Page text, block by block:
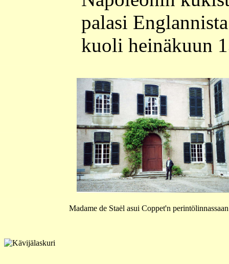
palasi
kuoli heinäkuun
Madame de Staėl asui Coppet'n